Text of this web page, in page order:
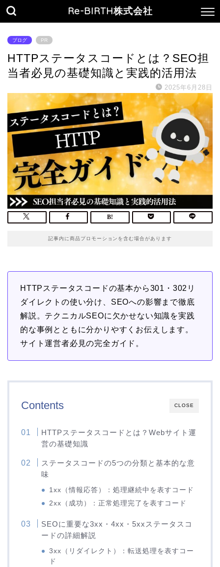
Re-BIRTH株式会社
ブログ PR
HTTPステータスコードとは？SEO担
当者必見の基礎知識と実践的活用法
2025年6月28日
記事内に商品プロモーションを含む場合があります
HTTPステータスコードの基本から301・302リ
ダイレクトの使い分け、SEOへの影響まで徹底
解説。テクニカルSEOに欠かせない知識を実践
的な事例とともに分かりやすくお伝えします。
サイト運営者必見の完全ガイド。
CLOSE
Contents
HTTPステータスコードとは？Webサイト運
営の基礎知識
ステータスコードの5つの分類と基本的な意
味
1xx（情報応答）：処理継続中を表すコード
2xx（成功）：正常処理完了を表すコード
SEOに重要な3xx・4xx・5xxステータスコ
ードの詳細解説
3xx（リダイレクト）：転送処理を表すコー
ド